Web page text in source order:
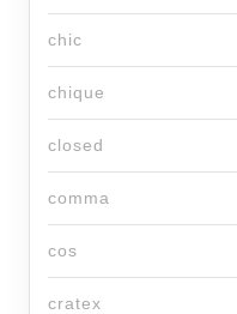
chic
chique
closed
comma
cos
cratex